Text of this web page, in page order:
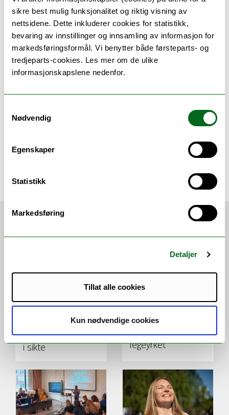
sikre best mulig funksjonalitet og riktig visning av
nettsidene. Dette inkluderer cookies for statistikk,
bevaring av innstillinger og innsamling av informasjon for
markedsføringsformål. Vi benytter både førsteparts- og
tredjeparts-cookies. Les mer om de ulike
informasjonskapslene nedenfor.
Nødvendig
Egenskaper
Statistikk
Markedsføring
Detaljer
Tillat alle cookies
Kun nødvendige cookies
tormod.brenn@uit.no
Professor Emeritus
Løvsletten, Ola
ola.lovsletten@uit.no
Forsker og statistiker som jobber for
Oppdatert: 06.05.22 15:42
, hvor forskere
ved UiT formidler sin egen forskning.
Forskerhjørnet
VI ANBEFALER
magesårbehandling
i sikte
Fra Herkules til
redningsskøyte:
legeyrket